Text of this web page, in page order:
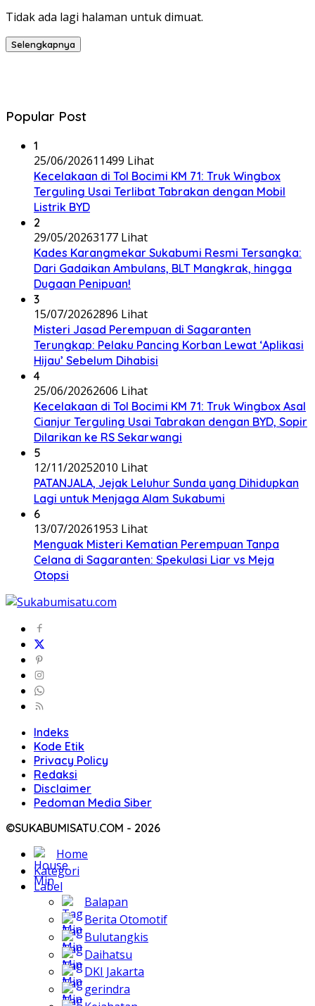
Tidak ada lagi halaman untuk dimuat.
Selengkapnya
Popular Post
1
25/06/202611499 Lihat
Kecelakaan di Tol Bocimi KM 71: Truk Wingbox
Terguling Usai Terlibat Tabrakan dengan Mobil
Listrik BYD
2
29/05/20263177 Lihat
Kades Karangmekar Sukabumi Resmi Tersangka:
Dari Gadaikan Ambulans, BLT Mangkrak, hingga
Dugaan Penipuan!
3
15/07/20262896 Lihat
Misteri Jasad Perempuan di Sagaranten
Terungkap: Pelaku Pancing Korban Lewat ‘Aplikasi
Hijau’ Sebelum Dihabisi
4
25/06/20262606 Lihat
Kecelakaan di Tol Bocimi KM 71: Truk Wingbox Asal
Cianjur Terguling Usai Tabrakan dengan BYD, Sopir
Dilarikan ke RS Sekarwangi
5
12/11/20252010 Lihat
PATANJALA, Jejak Leluhur Sunda yang Dihidupkan
Lagi untuk Menjaga Alam Sukabumi
6
13/07/20261953 Lihat
Menguak Misteri Kematian Perempuan Tanpa
Celana di Sagaranten: Spekulasi Liar vs Meja
Otopsi
Indeks
Kode Etik
Privacy Policy
Redaksi
Disclaimer
Pedoman Media Siber
©SUKABUMISATU.COM - 2026
Home
Kategori
Label
Balapan
Berita Otomotif
Bulutangkis
Daihatsu
DKI Jakarta
gerindra